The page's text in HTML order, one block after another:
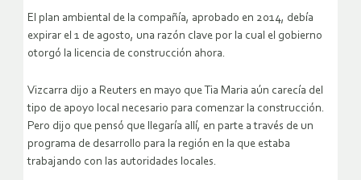
El plan ambiental de la compañía, aprobado en 2014, debía
expirar el 1 de agosto, una razón clave por la cual el gobierno
otorgó la licencia de construcción ahora.
Vizcarra dijo a Reuters en mayo que Tia Maria aún carecía del
tipo de apoyo local necesario para comenzar la construcción.
Pero dijo que pensó que llegaría allí, en parte a través de un
programa de desarrollo para la región en la que estaba
trabajando con las autoridades locales.